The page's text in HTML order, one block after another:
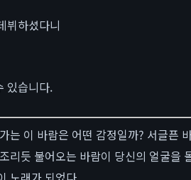
뷔하셨다니
있습니다.
는 이 바람은 어떤 감정일까? 서글픈
리듯 불어오는 바람이 당신의 얼굴을